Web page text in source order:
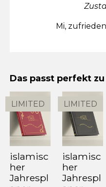
Mi,
Das passt perfekt zu
LIMITED
islamisc
her
Jahrespl
LIMITED
islamisc
her
Jahrespl